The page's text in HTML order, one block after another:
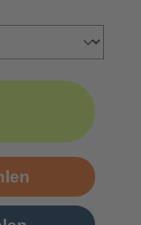
Bremse
Shimano MT200